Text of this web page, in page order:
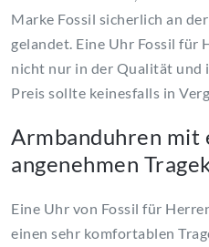
Marke Fossil sicherlich an
gelandet. Eine Uhr Fossil für
nicht nur in der Qualität und
Preis sollte keinesfalls in
Armbanduhren mit
angenehmen
Eine Uhr von Fossil für
einen sehr komfortablen